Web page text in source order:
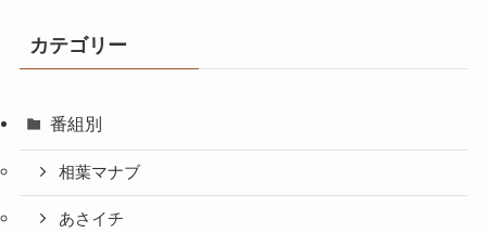
カテゴリー
番組別
相葉マナブ
あさイチ